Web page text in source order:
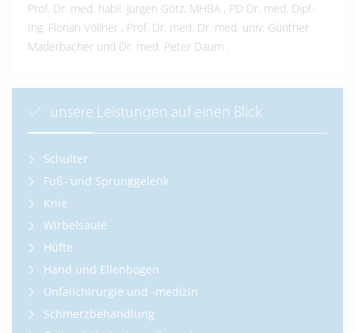
Prof. Dr. med. habil. Jürgen Götz, MHBA , PD Dr. med. Dipl.-
Ing. Florian Völlner , Prof. Dr. med. Dr. med. univ. Günther
Maderbacher und Dr. med. Peter Daum .
unsere Leistungen auf einen Blick
Schulter
Fuß- und Sprunggelenk
Knie
Wirbelsäule
Hüfte
Hand und Ellenbogen
Unfallchirurgie und -medizin
Schmerzbehandlung